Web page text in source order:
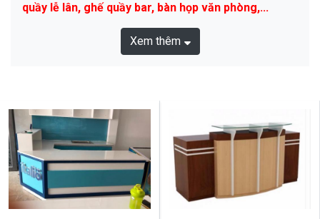
quầy lễ lân, ghế quầy bar, bàn họp văn phòng,...
Xem thêm